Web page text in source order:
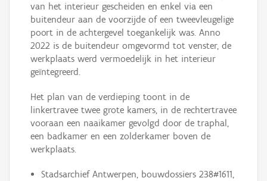
van het interieur gescheiden en enkel via een
buitendeur aan de voorzijde of een tweevleugelige
poort in de achtergevel toegankelijk was. Anno
2022 is de buitendeur omgevormd tot venster, de
werkplaats werd vermoedelijk in het interieur
geïntegreerd.
Het plan van de verdieping toont in de
linkertravee twee grote kamers, in de rechtertravee
vooraan een naaikamer gevolgd door de traphal,
een badkamer en een zolderkamer boven de
werkplaats.
Stadsarchief Antwerpen, bouwdossiers 238#1611,